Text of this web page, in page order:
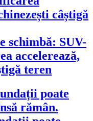
schimbă: SUV-
accelerează,
teren